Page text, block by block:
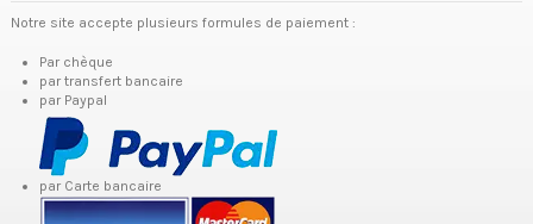
Notre site accepte plusieurs formules de paiement :
Par chèque
par transfert bancaire
par Paypal
par Carte bancaire